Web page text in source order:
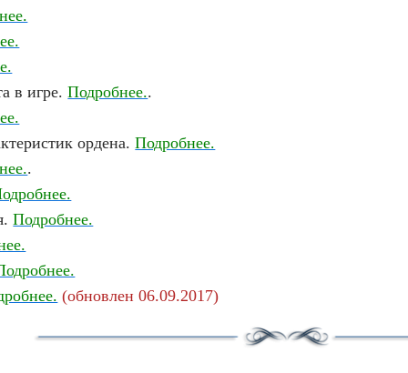
в игре.Подробнее..
ордена.Подробнее.
.
Подробнее.
(обновлен 06.09.2017)